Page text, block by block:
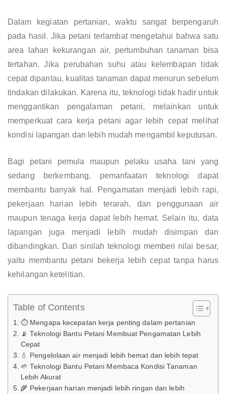
Dalam kegiatan pertanian, waktu sangat berpengaruh
pada hasil. Jika petani terlambat mengetahui bahwa satu
area lahan kekurangan air, pertumbuhan tanaman bisa
tertahan. Jika perubahan suhu atau kelembapan tidak
cepat dipantau, kualitas tanaman dapat menurun sebelum
tindakan dilakukan. Karena itu, teknologi tidak hadir untuk
menggantikan pengalaman petani, melainkan untuk
memperkuat cara kerja petani agar lebih cepat melihat
kondisi lapangan dan lebih mudah mengambil keputusan.
Bagi petani pemula maupun pelaku usaha tani yang
sedang berkembang, pemanfaatan teknologi dapat
membantu banyak hal. Pengamatan menjadi lebih rapi,
pekerjaan harian lebih terarah, dan penggunaan air
maupun tenaga kerja dapat lebih hemat. Selain itu, data
lapangan juga menjadi lebih mudah disimpan dan
dibandingkan. Dari sinilah teknologi memberi nilai besar,
yaitu membantu petani bekerja lebih cepat tanpa harus
kehilangan ketelitian.
Table of Contents
⏱️ Mengapa kecepatan kerja penting dalam pertanian
📡 Teknologi Bantu Petani Membuat Pengamatan Lebih
Cepat
💧 Pengelolaan air menjadi lebih hemat dan lebih tepat
🌱 Teknologi Bantu Petani Membaca Kondisi Tanaman
Lebih Akurat
🌾 Pekerjaan harian menjadi lebih ringan dan lebih